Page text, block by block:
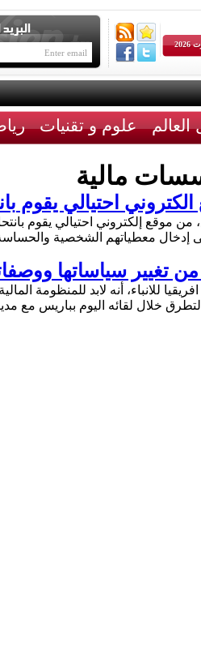
علوم و تقنيات
مالية
احتيالي يقوم
من موقع إلكتروني احتيالي
معطياتهم الشخصية
تغيير سياساتها
للانباء، أنه لابد للمنظومة
التطرق خلال لقائه اليوم بباريس مع